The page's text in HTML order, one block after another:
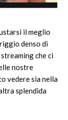
il meglio
denso di
che ci
nostre
vedere sia nella
splendida